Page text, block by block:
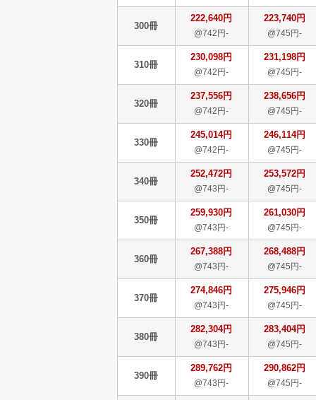
300冊
222,640円
@742円-
223,740円
@745円-
310冊
230,098円
@742円-
231,198円
@745円-
320冊
237,556円
@742円-
238,656円
@745円-
330冊
245,014円
@742円-
246,114円
@745円-
340冊
252,472円
@743円-
253,572円
@745円-
350冊
259,930円
@743円-
261,030円
@745円-
360冊
267,388円
@743円-
268,488円
@745円-
370冊
274,846円
@743円-
275,946円
@745円-
380冊
282,304円
@743円-
283,404円
@745円-
390冊
289,762円
@743円-
290,862円
@745円-